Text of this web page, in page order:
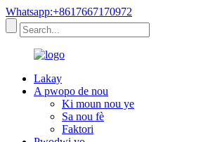
Whatsapp:+8617667170972
Lakay
A pwopo de nou
Ki moun nou ye
Sa nou fè
Faktori